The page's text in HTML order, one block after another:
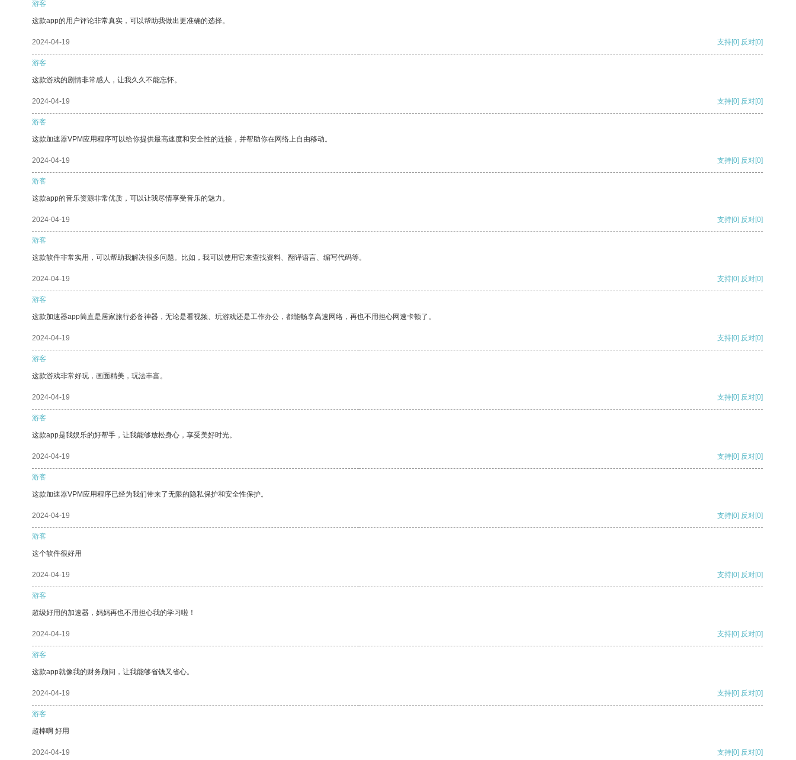
游客
这款app的用户评论非常真实，可以帮助我做出更准确的选择。
2024-04-19 支持[0] 反对[0]
游客
这款游戏的剧情非常感人，让我久久不能忘怀。
2024-04-19 支持[0] 反对[0]
游客
这款加速器VPM应用程序可以给你提供最高速度和安全性的连接，并帮助你在网络上自由移动。
2024-04-19 支持[0] 反对[0]
游客
这款app的音乐资源非常优质，可以让我尽情享受音乐的魅力。
2024-04-19 支持[0] 反对[0]
游客
这款软件非常实用，可以帮助我解决很多问题。比如，我可以使用它来查找资料、翻译语言、编写代码等。
2024-04-19 支持[0] 反对[0]
游客
这款加速器app简直是居家旅行必备神器，无论是看视频、玩游戏还是工作办公，都能畅享高速网络，再也不用担心网速卡顿了。
2024-04-19 支持[0] 反对[0]
游客
这款游戏非常好玩，画面精美，玩法丰富。
2024-04-19 支持[0] 反对[0]
游客
这款app是我娱乐的好帮手，让我能够放松身心，享受美好时光。
2024-04-19 支持[0] 反对[0]
游客
这款加速器VPM应用程序已经为我们带来了无限的隐私保护和安全性保护。
2024-04-19 支持[0] 反对[0]
游客
这个软件很好用
2024-04-19 支持[0] 反对[0]
游客
超级好用的加速器，妈妈再也不用担心我的学习啦！
2024-04-19 支持[0] 反对[0]
游客
这款app就像我的财务顾问，让我能够省钱又省心。
2024-04-19 支持[0] 反对[0]
游客
超棒啊 好用
2024-04-19 支持[0] 反对[0]